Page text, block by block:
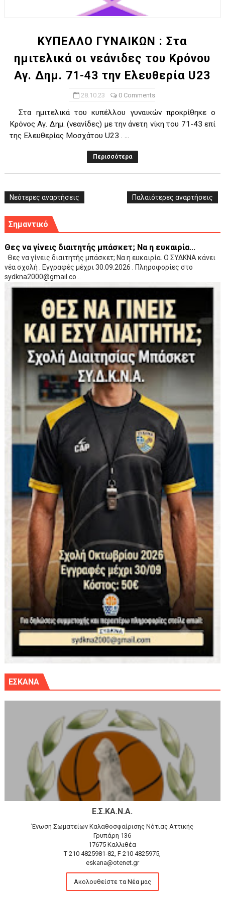
ΧΡΟΝΙΑ ΠΟΛΛΑ ΣΤΟ ΕΛΛΗΝΙΚΟ ΜΠΑΣΚΕΤ : 39Η ΕΠΕΤΕΙΟΣ ΑΠΟ
Ο δρόμος για τον 29ο τελικό κυπέλλου ανδρών ΕΣΚΑΝΑ
U21: Τεράστια πρόκριση για τον Πανελευσινιακό στον
Γ΄ανδρών play offs : "Σκληρό" καρύδι η Φιλία Περάματος
ΚΥΠΕΛΛΟ ΓΥΝΑΙΚΩΝ : Στα
ημιτελικά οι νεάνιδες του Κρόνου
Αγ. Δημ. 71-43 την Ελευθερία U23
28.10.23 0 Comments
Στα ημιτελικά του κυπέλλου γυναικών προκρίθηκε ο
Κρόνος Αγ. Δημ. (νεανίδες) με την άνετη νίκη του 71-43 επί
της Ελευθερίας Μοσχάτου U23 . ...
Περισσότερα
Νεότερες αναρτήσεις Παλαιότερες αναρτήσεις
Σημαντικό
Θες να γίνεις διαιτητής μπάσκετ; Να η ευκαιρία...
Θες να γίνεις διαιτητής μπάσκετ; Να η ευκαιρία. Ο ΣΥΔΚΝΑ κάνει
νέα σχολή . Εγγραφές μέχρι 30.09.2026 . Πληροφορίες στο
sydkna2000@gmail.co...
ΕΣΚΑΝΑ
Ε.Σ.ΚΑ.Ν.Α.
Ένωση Σωματείων Καλαθοσφαίρισης Νότιας Αττικής
Γρυπάρη 136
17675 Καλλιθέα
T 210 4825981-82, F 210 4825975,
eskana@otenet.gr
Ακολουθείστε τα Νέα μας